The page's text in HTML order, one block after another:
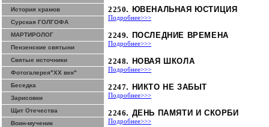
История храмов
Сурская ГОЛГОФА
МАРТИРОЛОГ
Пензенские святыни
Святые источники
Фотогалерея"ХХ век"
Беседка
Зарисовки
Щит Отечества
Воин-мученик
2250. ЮВЕНАЛЬНАЯ ЮСТИЦИЯ
Подробнее>>>
2249. ПОСЛЕДНИЕ ВРЕМЕНА
Подробнее>>>
2248. НОВАЯ ШКОЛА
Подробнее>>>
2247. НИКТО НЕ ЗАБЫТ
Подробнее>>>
2246. ДЕНЬ ПАМЯТИ И СКОРБИ
Подробнее>>>